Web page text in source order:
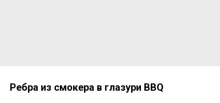
Ребра из смокера в глазури BBQ